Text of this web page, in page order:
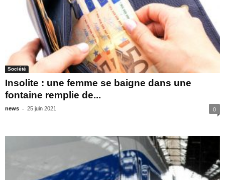
Société
Insolite : une femme se baigne dans une
fontaine remplie de...
news - 25 juin 2021 0